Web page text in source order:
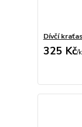
Dívčí
325 Kč/